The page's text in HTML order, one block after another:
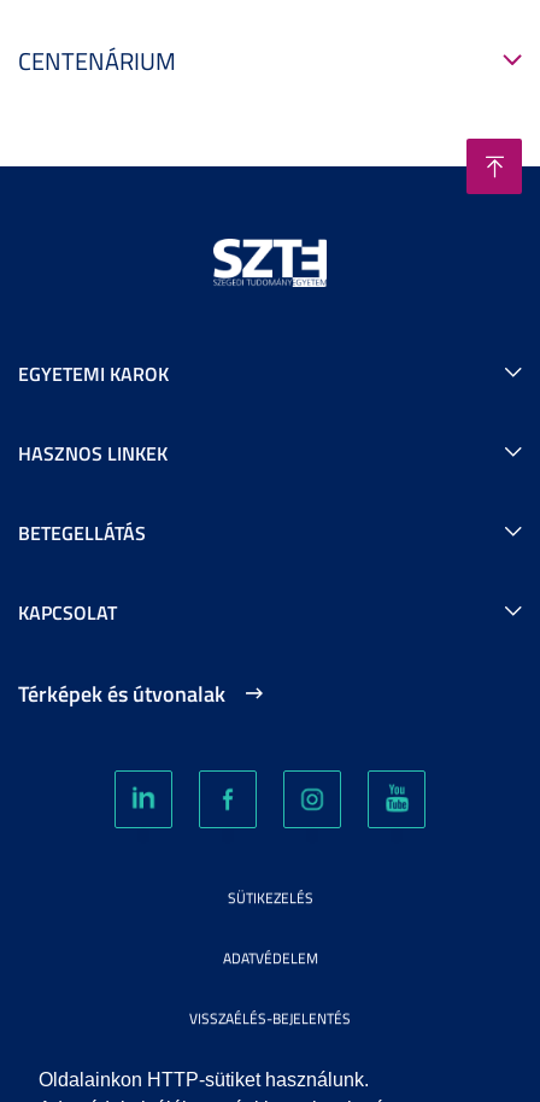
Oldalainkon HTTP-sütiket használunk.
CENTENÁRIUM
EGYETEMI KAROK
HASZNOS LINKEK
BETEGELLÁTÁS
KAPCSOLAT
Térképek és útvonalak
SÜTIKEZELÉS
ADATVÉDELEM
VISSZAÉLÉS-BEJELENTÉS
KÖZÉRDEKŰ ADATOK